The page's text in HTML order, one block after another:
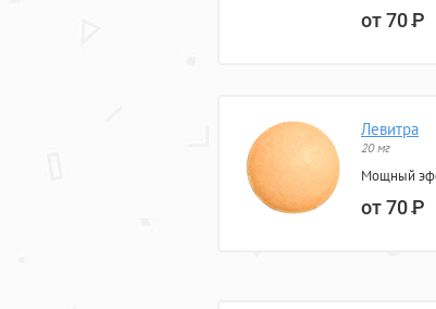
от 70Р
Левитра
20 мг
Мощный
от 70Р